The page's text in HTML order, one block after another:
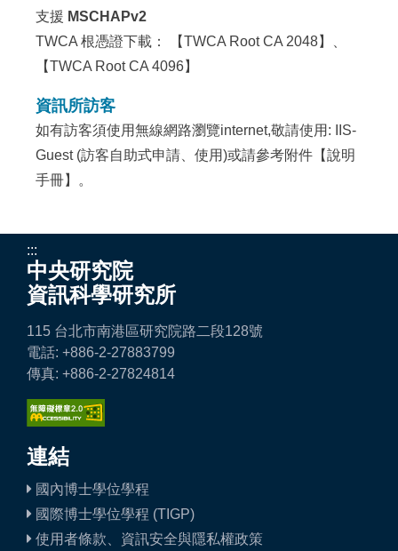
支援 MSCHAPv2
TWCA 根憑證下載： 【TWCA Root CA 2048】、
【TWCA Root CA 4096】
資訊所訪客
如有訪客須使用無線網路瀏覽internet,敬請使用: IIS-
Guest (訪客自助式申請、使用)或請參考附件【說明
手冊】。
:::
中央研究院
資訊科學研究所
115 台北市南港區研究院路二段128號
電話: +886-2-27883799
傳真: +886-2-27824814
連結
國內博士學位學程
國際博士學位學程 (TIGP)
使用者條款、資訊安全與隱私權政策